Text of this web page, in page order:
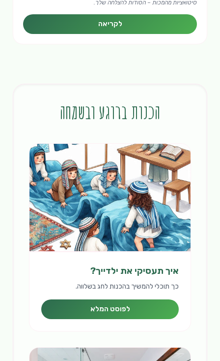
סיטואציות מהמכות – הסודות להצלחה שלך.
לקריאה
הכנות ברוגע ובשמחה
איך תעסיקי את ילדייך?
כך תוכלי להמשיך בהכנות לחג בשלווה.
לפוסט המלא